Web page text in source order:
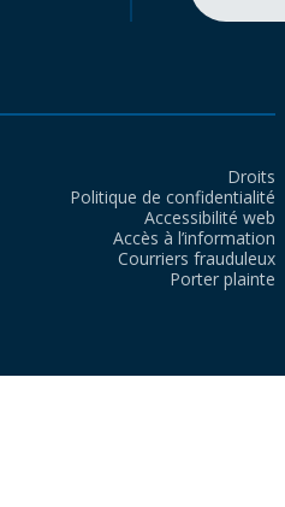
Droits
Politique de confidentialité
Accessibilité web
Accès à l’information
Courriers frauduleux
Porter plainte